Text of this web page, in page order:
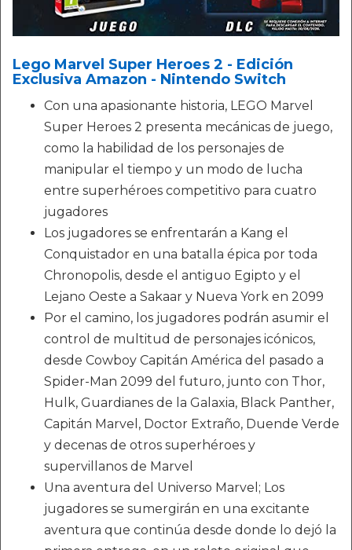
Lego Marvel Super Heroes 2 - Edición
Exclusiva Amazon - Nintendo Switch
Con una apasionante historia, LEGO Marvel
Super Heroes 2 presenta mecánicas de juego,
como la habilidad de los personajes de
manipular el tiempo y un modo de lucha
entre superhéroes competitivo para cuatro
jugadores
Los jugadores se enfrentarán a Kang el
Conquistador en una batalla épica por toda
Chronopolis, desde el antiguo Egipto y el
Lejano Oeste a Sakaar y Nueva York en 2099
Por el camino, los jugadores podrán asumir el
control de multitud de personajes icónicos,
desde Cowboy Capitán América del pasado a
Spider-Man 2099 del futuro, junto con Thor,
Hulk, Guardianes de la Galaxia, Black Panther,
Capitán Marvel, Doctor Extraño, Duende Verde
y decenas de otros superhéroes y
supervillanos de Marvel
Una aventura del Universo Marvel; Los
jugadores se sumergirán en una excitante
aventura que continúa desde donde lo dejó la